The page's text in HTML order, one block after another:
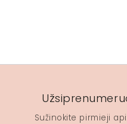
Sužinokite pirmieji